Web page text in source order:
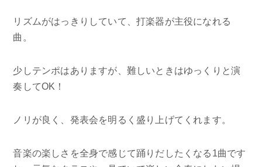
リズムがはっきりしていて、打楽器が主役になれる
曲。
少しテンポはありますが、難しいときはゆっくりと演
奏してOK！
ノリが良く、発表会を明るく盛り上げてくれます。
音楽の楽しさを全身で感じて踊りだしたくなる1曲です